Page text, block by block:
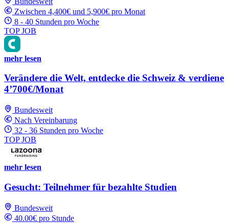
Zwischen 4,400€ und 5,900€ pro Monat
8 - 40 Stunden pro Woche
TOP JOB
mehr lesen
Verändere die Welt, entdecke die Schweiz & verdiene
4’700€/Monat
Bundesweit
Nach Vereinbarung
32 - 36 Stunden pro Woche
TOP JOB
mehr lesen
Gesucht: Teilnehmer für bezahlte Studien
Bundesweit
40.00€ pro Stunde